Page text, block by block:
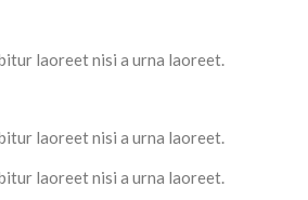
laoreet nisi a urna laoreet.
laoreet nisi a urna laoreet.
laoreet nisi a urna laoreet.